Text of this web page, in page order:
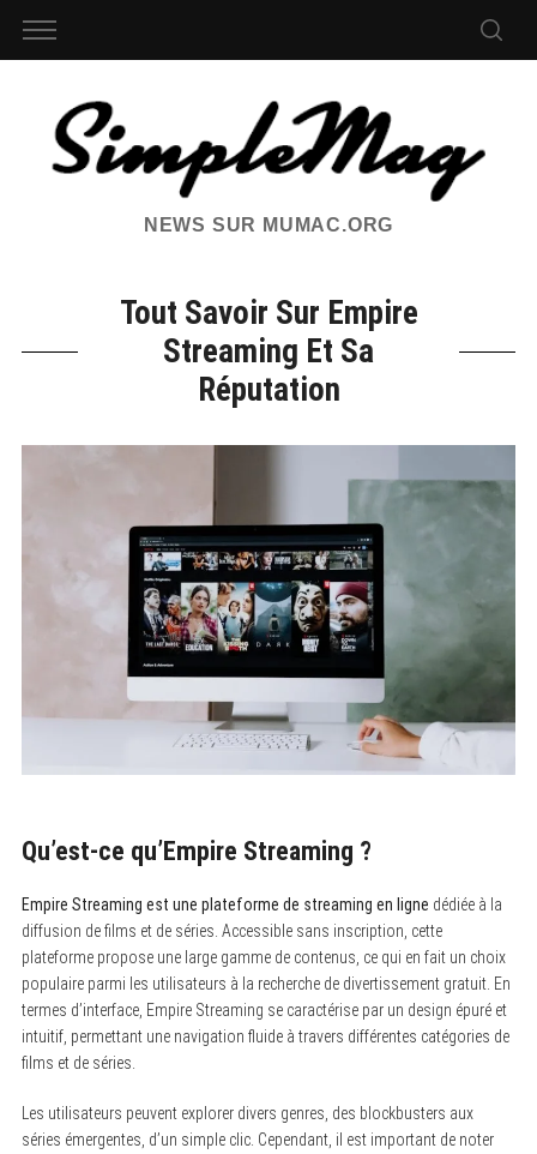
NEWS SUR MUMAC.ORG
Tout Savoir Sur Empire
Streaming Et Sa
Réputation
Qu’est-ce qu’Empire Streaming ?
Empire Streaming est une plateforme de streaming en ligne dédiée à la
diffusion de films et de séries. Accessible sans inscription, cette
plateforme propose une large gamme de contenus, ce qui en fait un choix
populaire parmi les utilisateurs à la recherche de divertissement gratuit. En
termes d’interface, Empire Streaming se caractérise par un design épuré et
intuitif, permettant une navigation fluide à travers différentes catégories de
films et de séries.
Les utilisateurs peuvent explorer divers genres, des blockbusters aux
séries émergentes, d’un simple clic. Cependant, il est important de noter